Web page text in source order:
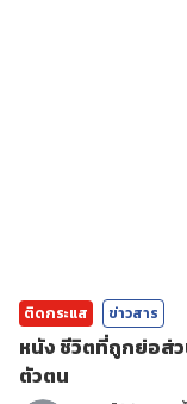
ติดกระแส ข่าวสาร
หนัง ชีวิตที่ถูกย่อส่ว
ตัวตน